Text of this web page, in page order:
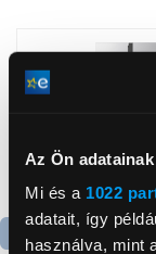
Az Ön
Mi és a 1022
adatait, így
használva, mint